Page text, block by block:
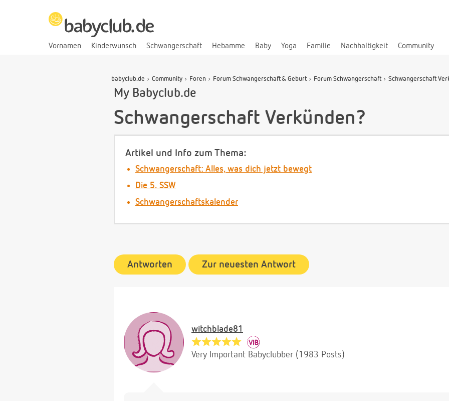
Vornamen Kinderwunsch Schwangerschaft Hebamme Baby Yoga Familie Nachhaltigkeit Community
babyclub.de Community Foren Forum Schwangerschaft & Geburt Forum Schwangerschaft Schwangerschaft
My Babyclub.de
Schwangerschaft Verkünden?
Artikel und Info zum Thema:
Schwangerschaft: Alles, was dich jetzt bewegt
Die 5. SSW
Schwangerschaftskalender
Antworten Zur neuesten Antwort
witchblade81
Very Important Babyclubber (1983 Posts)